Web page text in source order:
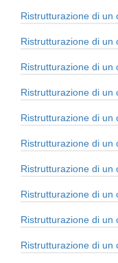
Ristrutturazione di un
Ristrutturazione di un
Ristrutturazione di un
Ristrutturazione di un
Ristrutturazione di un
Ristrutturazione di un
Ristrutturazione di un
Ristrutturazione di un
Ristrutturazione di un
Ristrutturazione di un